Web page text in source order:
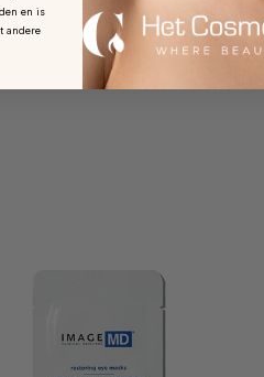
en is
andere